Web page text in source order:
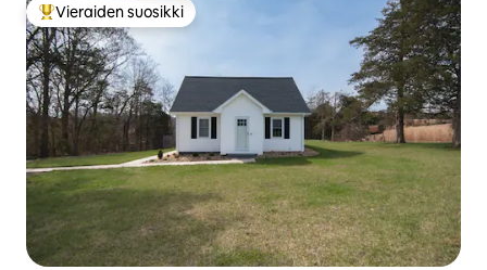
Vieraiden suosikkien parhaimmistoa
Vieraiden suosikki